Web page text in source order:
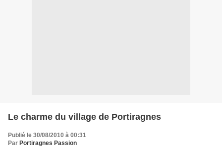
Le charme du village de Portiragnes
Publié le 30/08/2010 à 00:31
Par Portiragnes Passion